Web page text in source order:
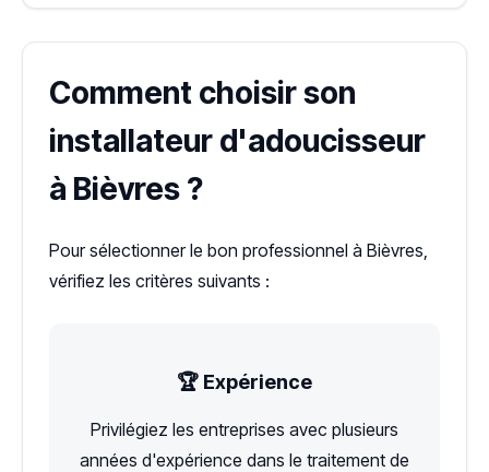
Comment choisir son
installateur d'adoucisseur
à Bièvres ?
Pour sélectionner le bon professionnel à Bièvres,
vérifiez les critères suivants :
🏆 Expérience
Privilégiez les entreprises avec plusieurs
années d'expérience dans le traitement de